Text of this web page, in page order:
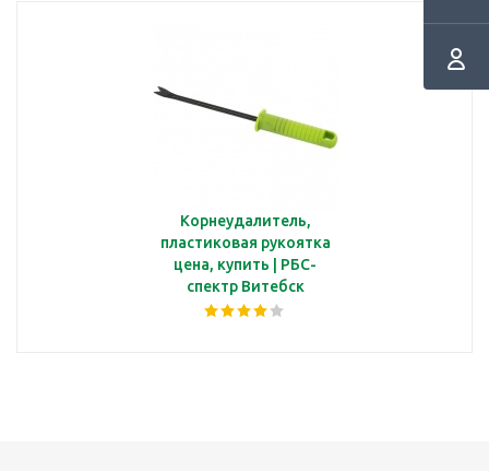
Корнеудалитель,
пластиковая рукоятка
цена, купить | РБС-
спектр Витебск